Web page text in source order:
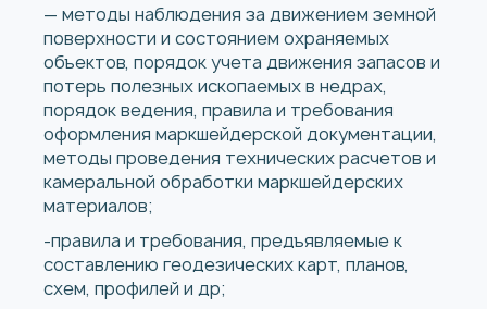
— методы наблюдения за движением земной
поверхности и состоянием охраняемых
объектов, порядок учета движения запасов и
потерь полезных ископаемых в недрах,
порядок ведения, правила и требования
оформления маркшейдерской документации,
методы проведения технических расчетов и
камеральной обработки маркшейдерских
материалов;
-правила и требования, предъявляемые к
составлению геодезических карт, планов,
схем, профилей и др;